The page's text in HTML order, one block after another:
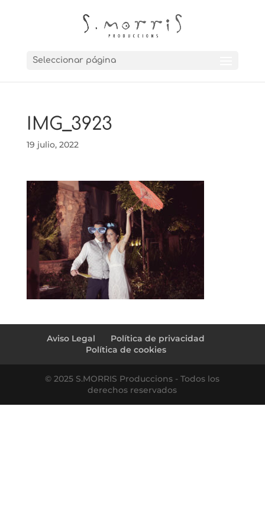
Seleccionar página
IMG_3923
19 julio, 2022
Aviso Legal
Política de privacidad
Política de cookies
© 2025 S.MORRIS Produccions - Todos los
derechos reservados